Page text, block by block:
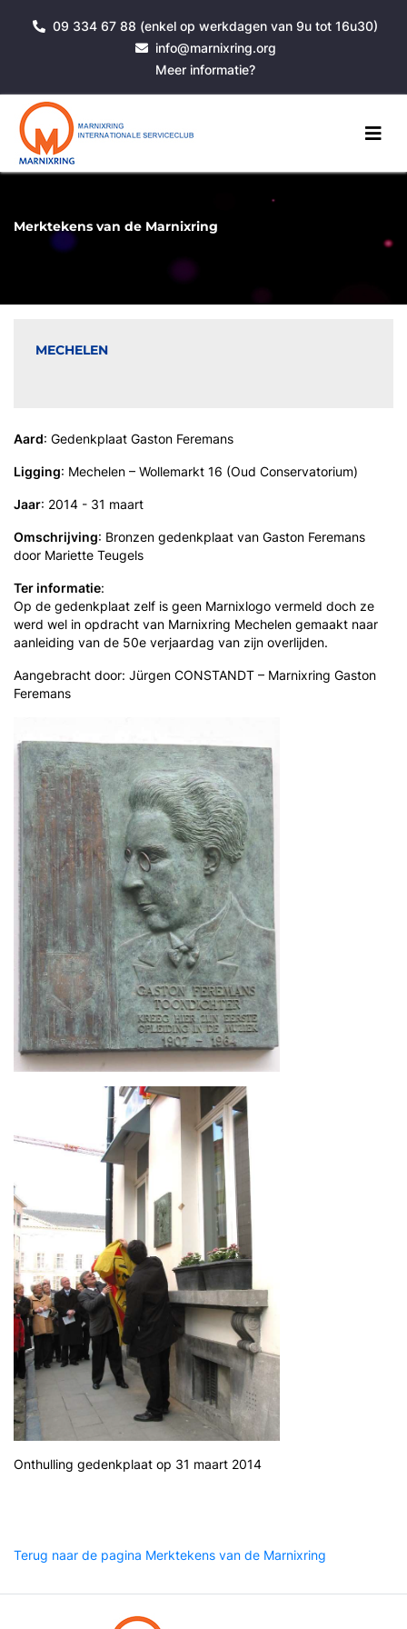
09 334 67 88 (enkel op werkdagen van 9u tot 16u30)
info@marnixring.org
Meer informatie?
Merktekens van de Marnixring
MECHELEN
Aard: Gedenkplaat Gaston Feremans
Ligging: Mechelen – Wollemarkt 16 (Oud Conservatorium)
Jaar: 2014 - 31 maart
Omschrijving: Bronzen gedenkplaat van Gaston Feremans
door Mariette Teugels
Ter informatie:
Op de gedenkplaat zelf is geen Marnixlogo vermeld doch ze
werd wel in opdracht van Marnixring Mechelen gemaakt naar
aanleiding van de 50e verjaardag van zijn overlijden.
Aangebracht door: Jürgen CONSTANDT – Marnixring Gaston
Feremans
Onthulling gedenkplaat op 31 maart 2014
Terug naar de pagina Merktekens van de Marnixring